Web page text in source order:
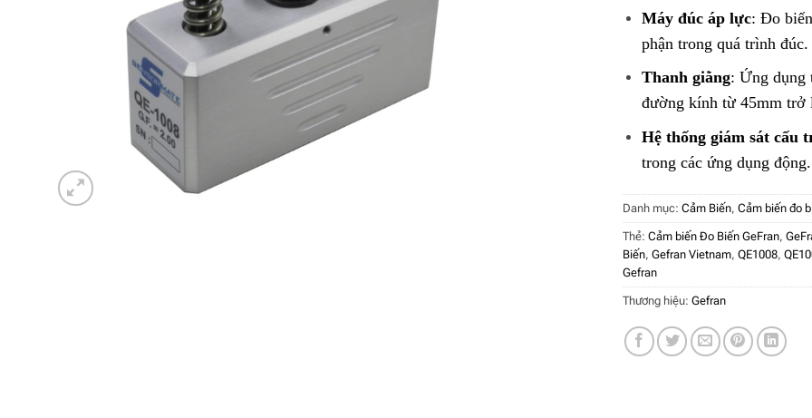
Máy đúc áp lực: Đo
phận trong quá trình đúc.
Thanh giằng: Ứng dụng
đường kính từ 45mm trở
Hệ thống giám sát cấu
trong các ứng dụng động.
Danh mục: Cảm Biến, Cảm biến đo
Thẻ: Cảm biến Đo Biến GeFran,
Biến, Gefran Vietnam, QE1008,
Gefran
Thương hiệu: Gefran